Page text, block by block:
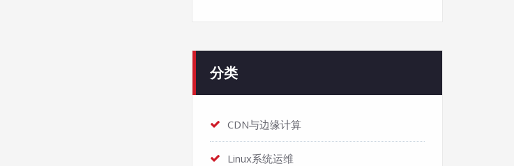
分类
CDN与边缘计算
Linux系统运维